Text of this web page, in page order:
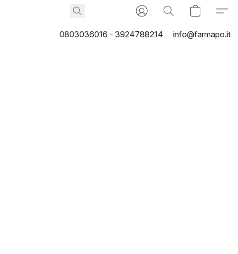
0803036016 - 3924788214 info@farmapo.it